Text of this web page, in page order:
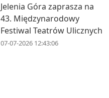
Jelenia Góra zaprasza na
43. Międzynarodowy
Festiwal Teatrów Ulicznych
07-07-2026 12:43:06